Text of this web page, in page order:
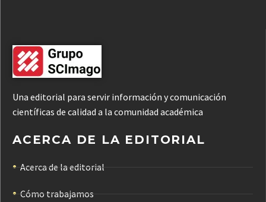
Una editorial para servir información y comunicación
científicas de calidad a la comunidad académica
ACERCA DE LA EDITORIAL
Acerca de la editorial
Cómo trabajamos